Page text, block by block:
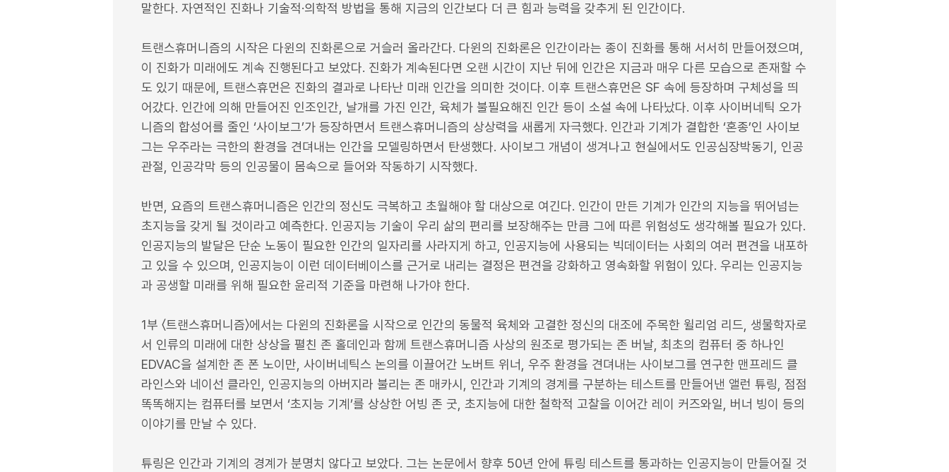
말한다. 자연적인 진화나 기술적·의학적 방법을 통해 지금의 인간보다 더 큰 힘과 능력을 갖추게 된 인간이다.
트랜스휴머니즘의 시작은 다윈의 진화론으로 거슬러 올라간다. 다윈의 진화론은 인간이라는 종이 진화를 통해 서서히 만들어졌으며,
이 진화가 미래에도 계속 진행된다고 보았다. 진화가 계속된다면 오랜 시간이 지난 뒤에 인간은 지금과 매우 다른 모습으로 존재할 수
도 있기 때문에, 트랜스휴먼은 진화의 결과로 나타난 미래 인간을 의미한 것이다. 이후 트랜스휴먼은 SF 속에 등장하며 구체성을 띄
어갔다. 인간에 의해 만들어진 인조인간, 날개를 가진 인간, 육체가 불필요해진 인간 등이 소설 속에 나타났다. 이후 사이버네틱 오가
니즘의 합성어를 줄인 ‘사이보그’가 등장하면서 트랜스휴머니즘의 상상력을 새롭게 자극했다. 인간과 기계가 결합한 ‘혼종’인 사이보
그는 우주라는 극한의 환경을 견뎌내는 인간을 모델링하면서 탄생했다. 사이보그 개념이 생겨나고 현실에서도 인공심장박동기, 인공
관절, 인공각막 등의 인공물이 몸속으로 들어와 작동하기 시작했다.
반면, 요즘의 트랜스휴머니즘은 인간의 정신도 극복하고 초월해야 할 대상으로 여긴다. 인간이 만든 기계가 인간의 지능을 뛰어넘는
초지능을 갖게 될 것이라고 예측한다. 인공지능 기술이 우리 삶의 편리를 보장해주는 만큼 그에 따른 위험성도 생각해볼 필요가 있다.
인공지능의 발달은 단순 노동이 필요한 인간의 일자리를 사라지게 하고, 인공지능에 사용되는 빅데이터는 사회의 여러 편견을 내포하
고 있을 수 있으며, 인공지능이 이런 데이터베이스를 근거로 내리는 결정은 편견을 강화하고 영속화할 위험이 있다. 우리는 인공지능
과 공생할 미래를 위해 필요한 윤리적 기준을 마련해 나가야 한다.
1부 〈트랜스휴머니즘〉에서는 다윈의 진화론을 시작으로 인간의 동물적 육체와 고결한 정신의 대조에 주목한 윌리엄 리드, 생물학자로
서 인류의 미래에 대한 상상을 펼친 존 홀데인과 함께 트랜스휴머니즘 사상의 원조로 평가되는 존 버날, 최초의 컴퓨터 중 하나인
EDVAC을 설계한 존 폰 노이만, 사이버네틱스 논의를 이끌어간 노버트 위너, 우주 환경을 견뎌내는 사이보그를 연구한 맨프레드 클
라인스와 네이선 클라인, 인공지능의 아버지라 불리는 존 매카시, 인간과 기계의 경계를 구분하는 테스트를 만들어낸 앨런 튜링, 점점
똑똑해지는 컴퓨터를 보면서 ‘초지능 기계’를 상상한 어빙 존 굿, 초지능에 대한 철학적 고찰을 이어간 레이 커즈와일, 버너 빙이 등의
이야기를 만날 수 있다.
튜링은 인간과 기계의 경계가 분명치 않다고 보았다. 그는 논문에서 향후 50년 안에 튜링 테스트를 통과하는 인공지능이 만들어질 것